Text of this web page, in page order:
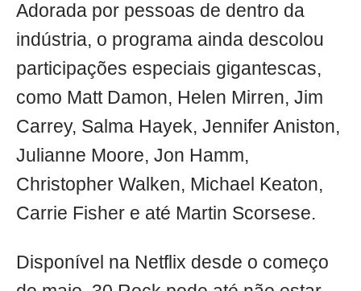
Adorada por pessoas de dentro da
indústria, o programa ainda descolou
participações especiais gigantescas,
como Matt Damon, Helen Mirren, Jim
Carrey, Salma Hayek, Jennifer Aniston,
Julianne Moore, Jon Hamm,
Christopher Walken, Michael Keaton,
Carrie Fisher e até Martin Scorsese.
Disponível na Netflix desde o começo